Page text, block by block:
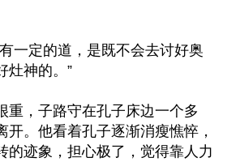
一定的道，是既不会去讨好奥
灶神的。”
重，子路守在孔子床边一个多
开。他看着孔子逐渐消瘦憔悴，
的迹象，担心极了，觉得靠人力